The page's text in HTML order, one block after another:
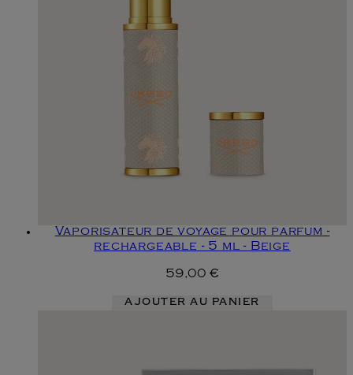
Vaporisateur de voyage pour parfum -
rechargeable - 5 ml - Beige
59,00 €
AJOUTER AU PANIER